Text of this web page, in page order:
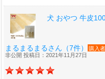
犬 おやつ 牛皮
まるまるまるさん（7件）
購入者
非公開 投稿日：2021年11月27日